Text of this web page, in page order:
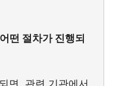
떤 절차가 진행되
면, 관련 기관에서